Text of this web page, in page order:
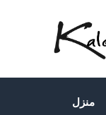
منزل